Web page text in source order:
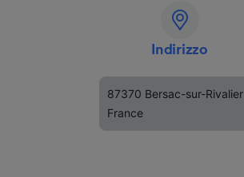
Indirizzo
87370 Bersac-sur-Rivalier
France